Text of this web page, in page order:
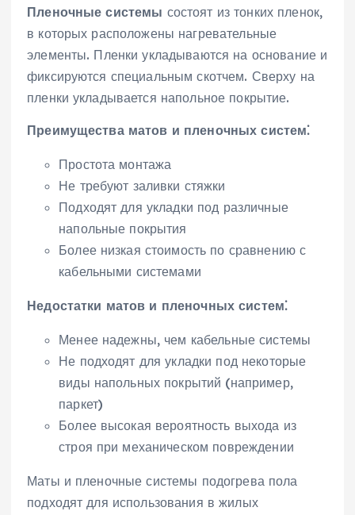
Пленочные системы состоят из тонких пленок‚
в которых расположены нагревательные
элементы. Пленки укладываются на основание и
фиксируются специальным скотчем. Сверху на
пленки укладывается напольное покрытие.
Преимущества матов и пленочных систем⁚
Простота монтажа
Не требуют заливки стяжки
Подходят для укладки под различные
напольные покрытия
Более низкая стоимость по сравнению с
кабельными системами
Недостатки матов и пленочных систем⁚
Менее надежны‚ чем кабельные системы
Не подходят для укладки под некоторые
виды напольных покрытий (например‚
паркет)
Более высокая вероятность выхода из
строя при механическом повреждении
Маты и пленочные системы подогрева пола
подходят для использования в жилых